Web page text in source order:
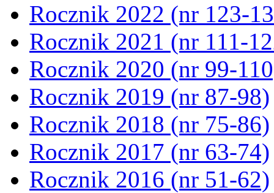
Rocznik 2022 (nr 123-
Rocznik 2021 (nr 111-
Rocznik 2020 (nr 99-
Rocznik 2019 (nr 87-98)
Rocznik 2018 (nr 75-86)
Rocznik 2017 (nr 63-74)
Rocznik 2016 (nr 51-62)